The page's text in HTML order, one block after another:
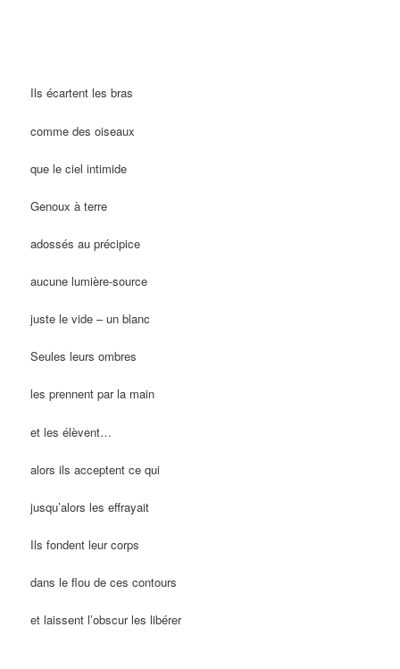
Ils écartent les bras
comme des oiseaux
que le ciel intimide
Genoux à terre
adossés au précipice
aucune lumière-source
juste le vide – un blanc
Seules leurs ombres
les prennent par la main
et les élèvent…
alors ils acceptent ce qui
jusqu’alors les effrayait
Ils fondent leur corps
dans le flou de ces contours
et laissent l’obscur les libérer